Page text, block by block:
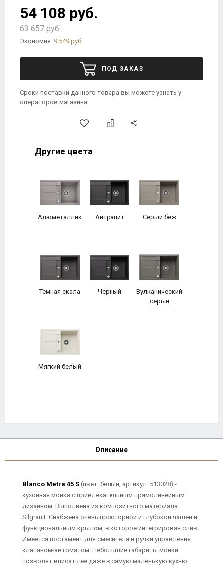
54 108 руб.
63 657 руб.
Экономия: 9 549 руб.
ПОД ЗАКАЗ
Сроки поставки данного товара вы можете узнать у
операторов магазина.
Другие цвета
Алюметаллик Антрацит Серый беж
Темная скала Черный
Вулканический
серый
Мягкий белый
Описание
Blanco Metra 45 S (цвет: белый; артикул: 513028) -
кухонная мойка с привлекательным прямолинейным
дизайном. Выполнена из композитного материала
Silgranit. Снабжена очень просторной и глубокой чашей и
функциональным крылом, в которое интегрирован слив.
Имеется постамент для смесителя и ручки управления
клапаном-автоматом. Небольшие габариты мойки
позволят вписать ее даже в самую маленькую кухню.